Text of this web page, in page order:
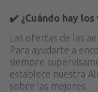
✔️ ¿Cuándo hay
Las ofertas de las
Para ayudarte a
siempre
establece nuestra
sobre las mejores.